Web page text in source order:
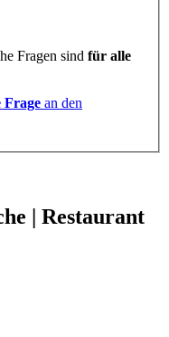
Fragen sind für alle
Frage an den
| Restaurant